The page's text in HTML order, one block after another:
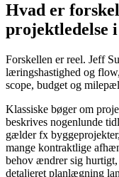
Hvad er
projektledelse
Forskellen er reel. Jeff
læringshastighed og
scope, budget og
Klassiske bøger om
beskrives nogenlunde
gælder fx
mange kontraktlige
behov ændrer sig
detaljeret planlægning